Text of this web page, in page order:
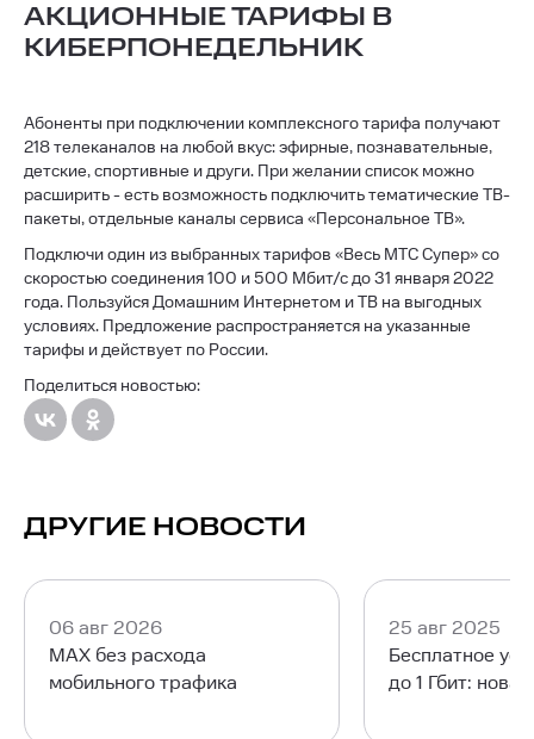
АКЦИОННЫЕ ТАРИФЫ В
КИБЕРПОНЕДЕЛЬНИК
Абоненты при подключении комплексного тарифа получают
218 телеканалов на любой вкус: эфирные, познавательные,
детские, спортивные и други. При желании список можно
расширить - есть возможность подключить тематические ТВ-
пакеты, отдельные каналы сервиса «Персональное ТВ».
Подключи один из выбранных тарифов «Весь МТС Супер» со
скоростью соединения 100 и 500 Мбит/с до 31 января 2022
года. Пользуйся Домашним Интернетом и ТВ на выгодных
условиях. Предложение распространяется на указанные
тарифы и действует по России.
Поделиться новостью:
ДРУГИЕ НОВОСТИ
06 авг 2026
MAX без расхода
мобильного трафика
25 авг 2025
Бесплатное
до 1 Гбит: